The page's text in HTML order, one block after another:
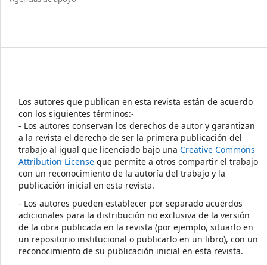
Los autores que publican en esta revista están de acuerdo
con los siguientes términos:-
- Los autores conservan los derechos de autor y garantizan
a la revista el derecho de ser la primera publicación del
trabajo al igual que licenciado bajo una Creative Commons
Attribution License que permite a otros compartir el trabajo
con un reconocimiento de la autoría del trabajo y la
publicación inicial en esta revista.
- Los autores pueden establecer por separado acuerdos
adicionales para la distribución no exclusiva de la versión
de la obra publicada en la revista (por ejemplo, situarlo en
un repositorio institucional o publicarlo en un libro), con un
reconocimiento de su publicación inicial en esta revista.